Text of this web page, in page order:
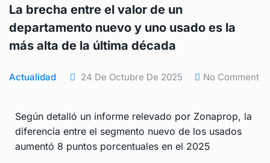
La brecha entre el valor de un
departamento nuevo y uno usado es la
más alta de la última década
Actualidad 24 De Octubre De 2025 No Comment
Según detalló un informe relevado por Zonaprop, la
diferencia entre el segmento nuevo de los usados
aumentó 8 puntos porcentuales en el 2025